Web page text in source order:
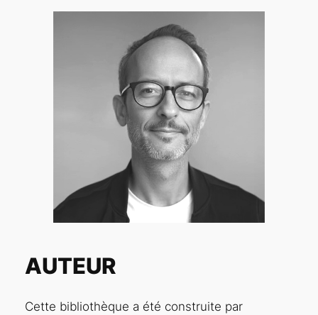
AUTEUR
Cette bibliothèque a été construite par